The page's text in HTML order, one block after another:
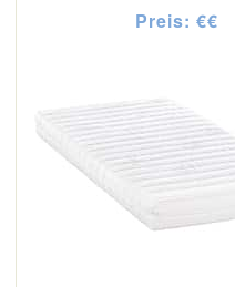
Preis: €€